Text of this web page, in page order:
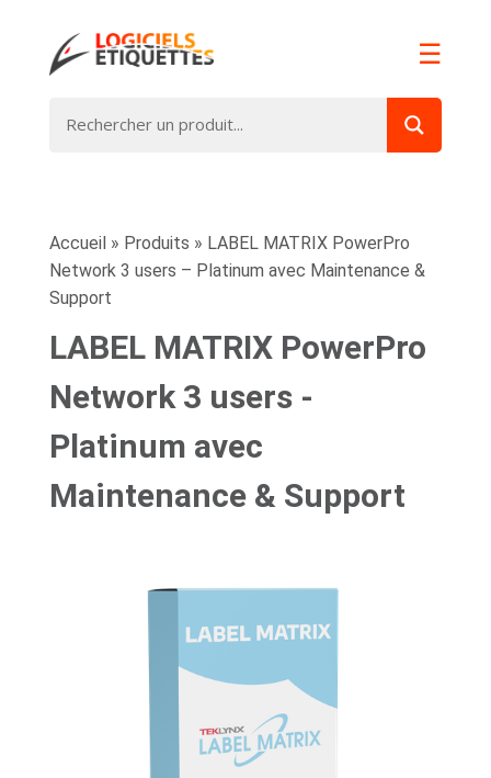
☰
Accueil » Produits » LABEL MATRIX PowerPro
Network 3 users – Platinum avec Maintenance &
Support
LABEL MATRIX PowerPro
Network 3 users -
Platinum avec
Maintenance & Support